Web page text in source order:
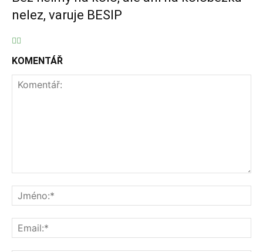
nelez, varuje BESIP
KOMENTÁŘ